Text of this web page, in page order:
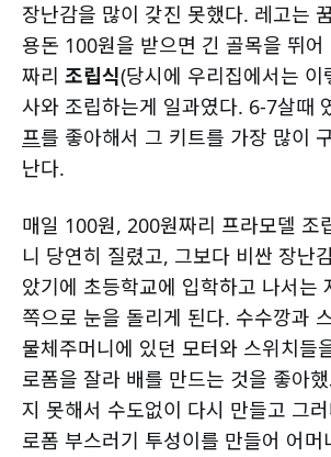
장난감을 많이 갖진 못했다. 레고는
용돈 100원을 받으면 긴 골목을 뛰
짜리 조립식(당시에 우리집에서는 이
사와 조립하는게 일과였다. 6-7살때
프를 좋아해서 그 키트를 가장 많이
난다.
매일 100원, 200원짜리 프라모델 조
니 당연히 질렸고, 그보다 비싼 장난
았기에 초등학교에 입학하고 나서는
쪽으로 눈을 돌리게 된다. 수수깡과
물체주머니에 있던 모터와 스위치들
로폼을 잘라 배를 만드는 것을 좋아
지 못해서 수도없이 다시 만들고 그
로폼 부스러기 투성이를 만들어 어머